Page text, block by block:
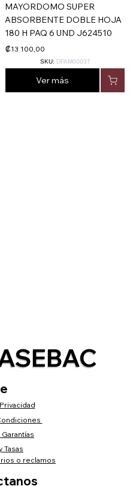
MAYORDOMO SUPER
ABSORBENTE DOBLE HOJA
180 H PAQ 6 UND J624510
₡13 100,00
Ver más
SKU: DFAM00037
Tasas
o reclamos